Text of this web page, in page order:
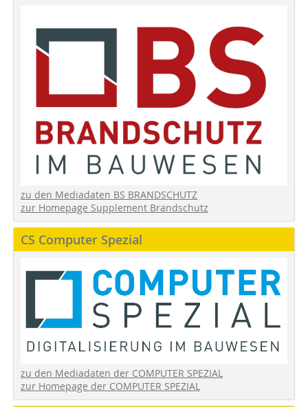
zu den Mediadaten BS BRANDSCHUTZ
zur Homepage Supplement Brandschutz
CS Computer Spezial
zu den Mediadaten der COMPUTER SPEZIAL
zur Homepage der COMPUTER SPEZIAL